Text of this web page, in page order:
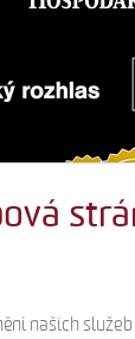
našich